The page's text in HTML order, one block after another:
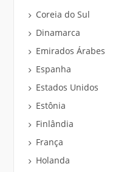
Coreia do Sul
Dinamarca
Emirados Árabes
Espanha
Estados Unidos
Estônia
Finlândia
França
Holanda